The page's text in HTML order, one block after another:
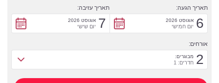
תאריך הגעה:
6 אוגוסט 2026
יום חמישי
תאריך עזיבה:
7 אוגוסט 2026
יום שישי
אורחים:
2 מבוגרים:
חדרים: 1